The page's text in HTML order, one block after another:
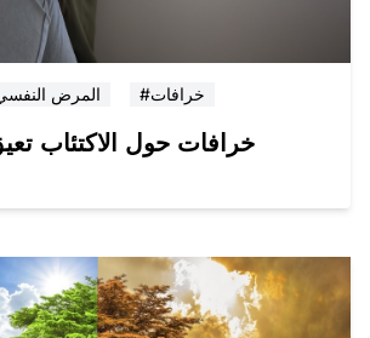
#المرض #خرافات
خرافات حول الاكتئاب